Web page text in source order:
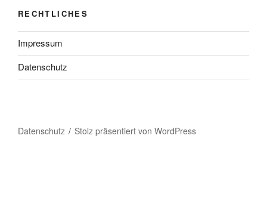
RECHTLICHES
Impressum
Datenschutz
Datenschutz Stolz präsentiert von WordPress